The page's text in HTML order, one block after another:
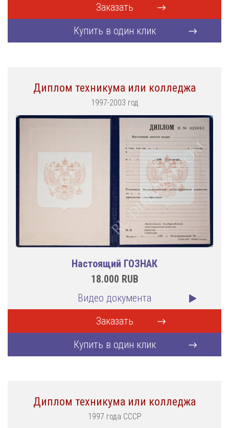
Заказать
Купить в один клик
Диплом техникума или колледжа
1997-2003 год
Настоящий ГОЗНАК
18.000 RUB
Видео документа
Заказать
Купить в один клик
Диплом техникума или колледжа
1997 года СССР